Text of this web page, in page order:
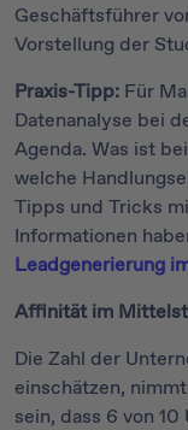
Geschäftsführer
Vorstellung der
Praxis-Tipp: Für
Datenanalyse bei
Agenda. Was ist
welche
Tipps und Tricks
Informationen
Leadgenerierung
Affinität im
Die Zahl der
einschätzen,
sein, dass 6 von